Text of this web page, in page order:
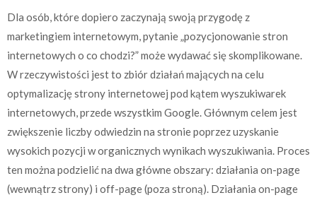
Dla osób, które dopiero zaczynają swoją przygodę z
marketingiem internetowym, pytanie „pozycjonowanie stron
internetowych o co chodzi?” może wydawać się skomplikowane.
W rzeczywistości jest to zbiór działań mających na celu
optymalizację strony internetowej pod kątem wyszukiwarek
internetowych, przede wszystkim Google. Głównym celem jest
zwiększenie liczby odwiedzin na stronie poprzez uzyskanie
wysokich pozycji w organicznych wynikach wyszukiwania. Proces
ten można podzielić na dwa główne obszary: działania on-page
(wewnątrz strony) i off-page (poza stroną). Działania on-page